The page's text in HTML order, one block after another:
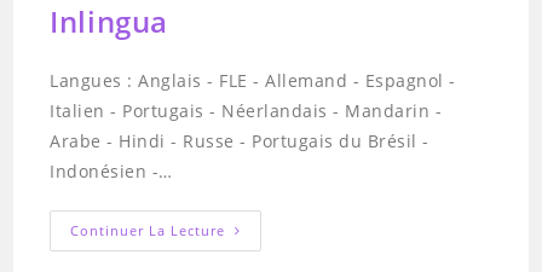
Inlingua
Langues : Anglais - FLE - Allemand - Espagnol -
Italien - Portugais - Néerlandais - Mandarin -
Arabe - Hindi - Russe - Portugais du Brésil -
Indonésien -…
Continuer La Lecture Inlingua